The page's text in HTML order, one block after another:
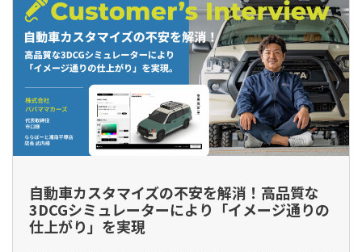
自動車カスタマイズの不安を解消！高品質な
3DCGシミュレーターにより「イメージ通りの
仕上がり」を実現